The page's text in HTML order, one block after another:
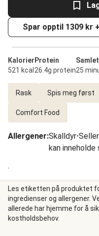
Spar opptil 1309 kr
Kalorier
521 kcal
Protein
26.4g protein25
Rask Spis meg først
Comfort Food
Allergener:Skalldyr•
kan inneholde
.
Les etiketten på produktet
ingredienser og allergener.
allerede har hjemme for å
kostholdsbehov.